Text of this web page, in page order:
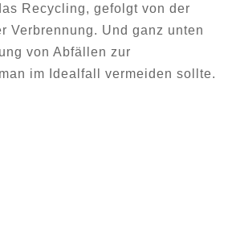
Recycling, gefolgt von der
Verbrennung. Und ganz unten
von Abfällen zur
im Idealfall vermeiden sollte.